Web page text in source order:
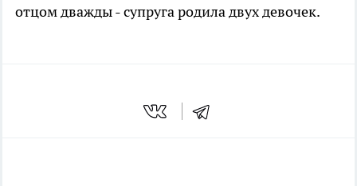
отцом дважды - супруга родила двух девочек.